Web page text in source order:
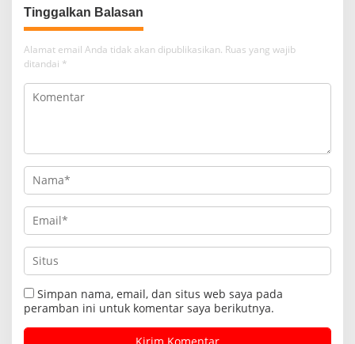
Tinggalkan Balasan
Alamat email Anda tidak akan dipublikasikan. Ruas yang wajib
ditandai *
Simpan nama, email, dan situs web saya pada
peramban ini untuk komentar saya berikutnya.